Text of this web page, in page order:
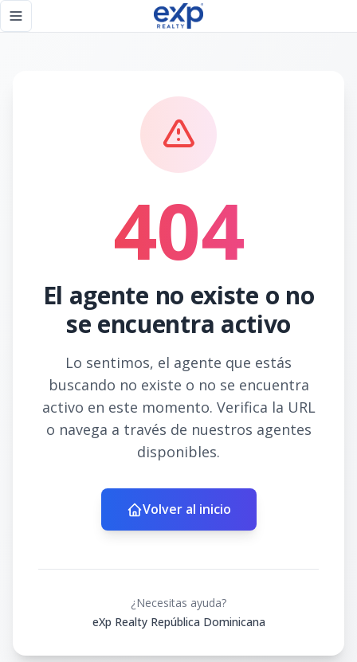
Toggle navigation menu
404
El agente no existe o no
se encuentra activo
Lo sentimos, el agente que estás
buscando no existe o no se encuentra
activo en este momento. Verifica la URL
o navega a través de nuestros agentes
disponibles.
Volver al inicio
¿Necesitas ayuda?
eXp Realty República Dominicana
Página no encontrada - eXp Realty República Dominicana